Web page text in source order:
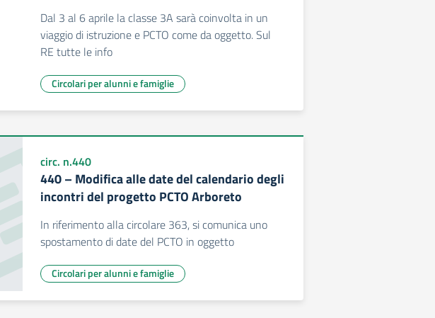
Dal 3 al 6 aprile la classe 3A sarà coinvolta in un
viaggio di istruzione e PCTO come da oggetto. Sul
RE tutte le info
Circolari per alunni e famiglie
circ. n.440
440 – Modifica alle date del calendario degli
incontri del progetto PCTO Arboreto
In riferimento alla circolare 363, si comunica uno
spostamento di date del PCTO in oggetto
Circolari per alunni e famiglie